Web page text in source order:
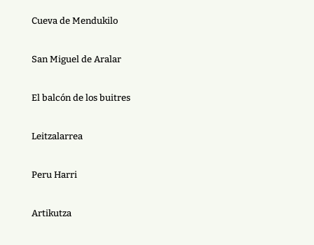
Cueva de Mendukilo
San Miguel de Aralar
El balcón de los buitres
Leitzalarrea
Peru Harri
Artikutza